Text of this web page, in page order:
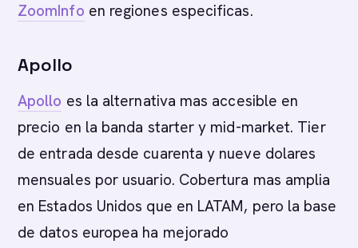
ZoomInfo en regiones especificas.
Apollo
Apollo es la alternativa mas accesible en
precio en la banda starter y mid-market. Tier
de entrada desde cuarenta y nueve dolares
mensuales por usuario. Cobertura mas amplia
en Estados Unidos que en LATAM, pero la base
de datos europea ha mejorado